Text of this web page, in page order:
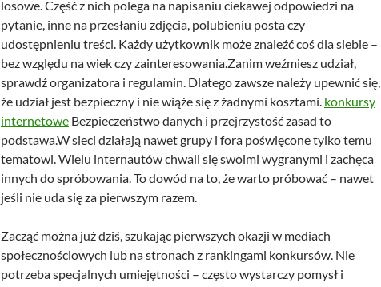
losowe. Część z nich polega na napisaniu ciekawej odpowiedzi na
pytanie, inne na przesłaniu zdjęcia, polubieniu posta czy
udostępnieniu treści. Każdy użytkownik może znaleźć coś dla siebie –
bez względu na wiek czy zainteresowania.Zanim weźmiesz udział,
sprawdź organizatora i regulamin. Dlatego zawsze należy upewnić się,
że udział jest bezpieczny i nie wiąże się z żadnymi kosztami. konkursy
internetowe Bezpieczeństwo danych i przejrzystość zasad to
podstawa.W sieci działają nawet grupy i fora poświęcone tylko temu
tematowi. Wielu internautów chwali się swoimi wygranymi i zachęca
innych do spróbowania. To dowód na to, że warto próbować – nawet
jeśli nie uda się za pierwszym razem.
Zacząć można już dziś, szukając pierwszych okazji w mediach
społecznościowych lub na stronach z rankingami konkursów. Nie
potrzeba specjalnych umiejętności – często wystarczy pomysł i